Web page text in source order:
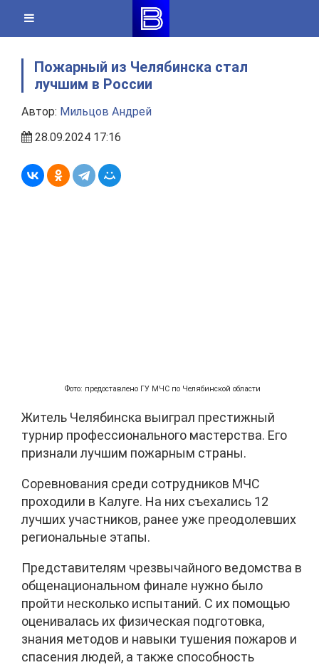
content
Пожарный из Челябинска стал
лучшим в России
Автор: Мильцов Андрей
28.09.2024 17:16
Фото: предоставлено ГУ МЧС по Челябинской области
Житель Челябинска выиграл престижный
турнир профессионального мастерства. Его
признали лучшим пожарным страны.
Соревнования среди сотрудников МЧС
проходили в Калуге. На них съехались 12
лучших участников, ранее уже преодолевших
региональные этапы.
Представителям чрезвычайного ведомства в
общенациональном финале нужно было
пройти несколько испытаний. С их помощью
оценивалась их физическая подготовка,
знания методов и навыки тушения пожаров и
спасения людей, а также способность